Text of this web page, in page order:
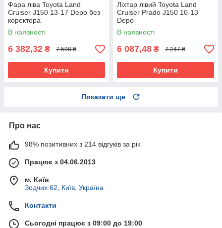
Фара ліва Toyota Land
Cruiser J150 13-17 Depo без
коректора
В наявності
6 382,32 ₴ 7 598 ₴
Купити
Ліхтар лівий Toyota Land
Cruiser Prado J150 10-13
Depo
В наявності
6 087,48 ₴ 7 247 ₴
Купити
Показати ще
Про нас
98% позитивних з 214 відгуків за рік
Працює з 04.06.2013
м. Київ
Зодчих 62, Київ, Україна
Контакти
Сьогодні працює з 09:00 до 19:00